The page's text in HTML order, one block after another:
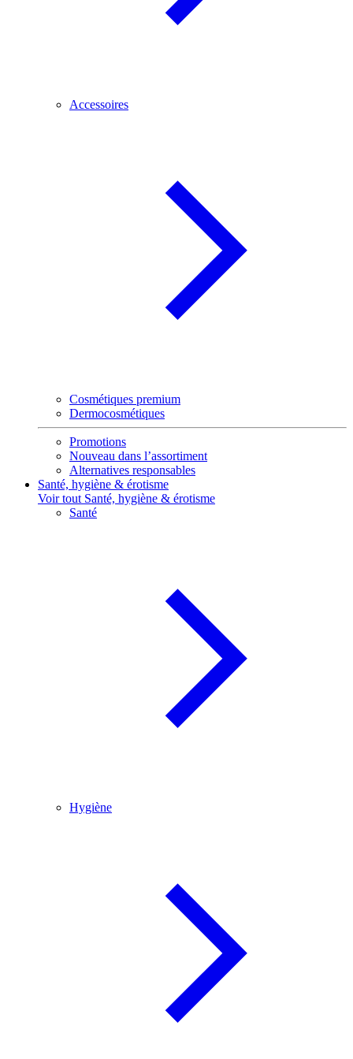
Accessoires
Cosmétiques premium
Dermocosmétiques
Promotions
Nouveau dans l’assortiment
Alternatives responsables
Santé, hygiène & érotisme
Voir tout Santé, hygiène & érotisme
Santé
Hygiène